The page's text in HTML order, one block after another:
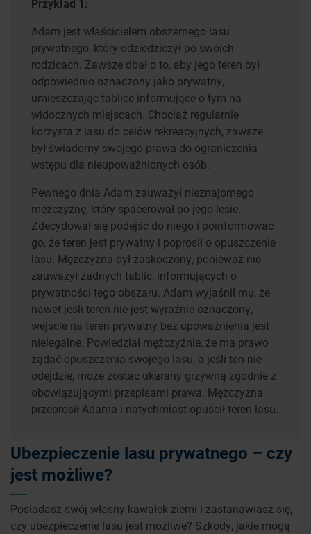
Przykład 1:
Adam jest właścicielem obszernego lasu
prywatnego, który odziedziczył po swoich
rodzicach. Zawsze dbał o to, aby jego teren był
odpowiednio oznaczony jako prywatny,
umieszczając tablice informujące o tym na
widocznych miejscach. Chociaż regularnie
korzysta z lasu do celów rekreacyjnych, zawsze
był świadomy swojego prawa do ograniczenia
wstępu dla nieupoważnionych osób.
Pewnego dnia Adam zauważył nieznajomego
mężczyznę, który spacerował po jego lesie.
Zdecydował się podejść do niego i poinformować
go, że teren jest prywatny i poprosił o opuszczenie
lasu. Mężczyzna był zaskoczony, ponieważ nie
zauważył żadnych tablic, informujących o
prywatności tego obszaru. Adam wyjaśnił mu, że
nawet jeśli teren nie jest wyraźnie oznaczony,
wejście na teren prywatny bez upoważnienia jest
nielegalne. Powiedział mężczyźnie, że ma prawo
żądać opuszczenia swojego lasu, a jeśli ten nie
odejdzie, może zostać ukarany grzywną zgodnie z
obowiązującymi przepisami prawa. Mężczyzna
przeprosił Adama i natychmiast opuścił teren lasu.
Ubezpieczenie lasu prywatnego – czy
jest możliwe?
Posiadasz swój własny kawałek ziemi i zastanawiasz się,
czy ubezpieczenie lasu jest możliwe? Szkody, jakie mogą